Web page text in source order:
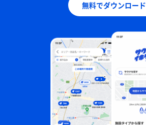
無料でダウンロード